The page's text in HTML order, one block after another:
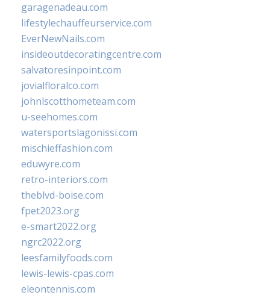
garagenadeau.com
lifestylechauffeurservice.com
EverNewNails.com
insideoutdecoratingcentre.com
salvatoresinpoint.com
jovialfloralco.com
johnlscotthometeam.com
u-seehomes.com
watersportslagonissi.com
mischieffashion.com
eduwyre.com
retro-interiors.com
theblvd-boise.com
fpet2023.org
e-smart2022.org
ngrc2022.org
leesfamilyfoods.com
lewis-lewis-cpas.com
eleontennis.com